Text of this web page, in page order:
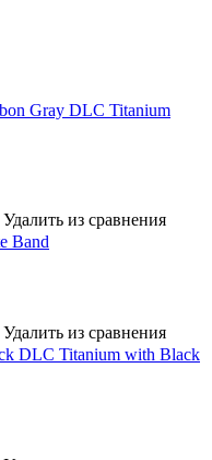
Удалить из сравнения
Удалить из сравнения